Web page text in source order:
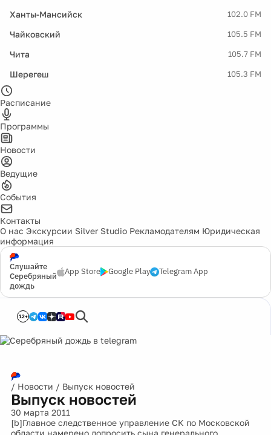
Ханты-Мансийск 102.0 FM
Чайковский 105.5 FM
Чита 105.7 FM
Шерегеш 105.3 FM
Расписание
Программы
Новости
Ведущие
События
Контакты
О нас Экскурсии Silver Studio Рекламодателям Юридическая
информация
Слушайте
Серебряный
дождь
App Store Google Play Telegram App
12+
/ Новости / Выпуск новостей
Выпуск новостей
30 марта 2011
[b]Главное следственное управление СК по Московской